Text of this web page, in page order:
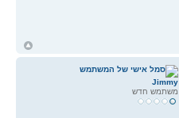
Jimmy
משתמש חדש